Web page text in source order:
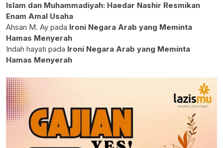
Islam dan Muhammadiyah: Haedar Nashir Resmikan
Enam Amal Usaha
Ahsan M. Ay pada Ironi Negara Arab yang Meminta
Hamas Menyerah
Indah hayati pada Ironi Negara Arab yang Meminta
Hamas Menyerah